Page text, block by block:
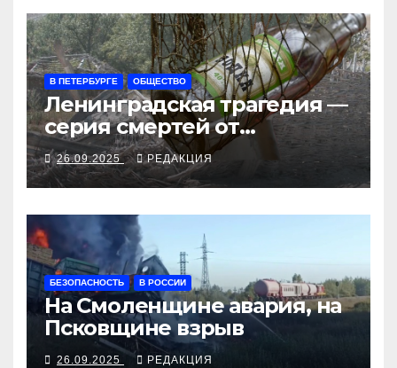
В ПЕТЕРБУРГЕ ОБЩЕСТВО
Ленинградская трагедия —
серия смертей от
алкосуррогата
26.09.2025 РЕДАКЦИЯ
БЕЗОПАСНОСТЬ В РОССИИ
На Смоленщине авария, на
Псковщине взрыв
26.09.2025 РЕДАКЦИЯ